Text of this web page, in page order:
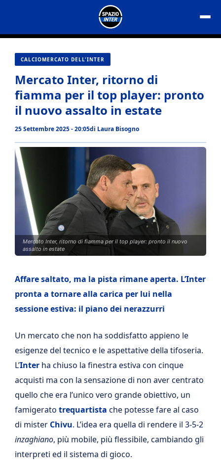
contenuto
CALCIOMERCATO DELL'INTER
Mercato Inter, ritorno di
fiamma per il top player: pronto
il nuovo assalto in estate
25 Settembre 2025 - 20:05di Laura Bisogno
Mercato Inter, ritorno di fiamma per il top player: pronto il nuovo
assalto in estate
Affare saltato, ma la pista rimane aperta. L’Inter
pronta a tornare alla carica per lui nella
sessione estiva: il piano dei nerazzurri
Un mercato che non ha soddisfatto appieno le
esigenze del tecnico e le aspettative della tifoseria.
L’Inter ha chiuso la finestra estiva con cinque
acquisti ma con la sensazione di non aver centrato
quello che era l’unico vero grande obiettivo, un
famigerato trequartista che potesse fare al caso
di mister Chivu. L’idea era quella di rendere il 3-5-2
inzaghiano, più mobile, più flessibile, cambiando gli
interpreti ed il sistema di gioco.